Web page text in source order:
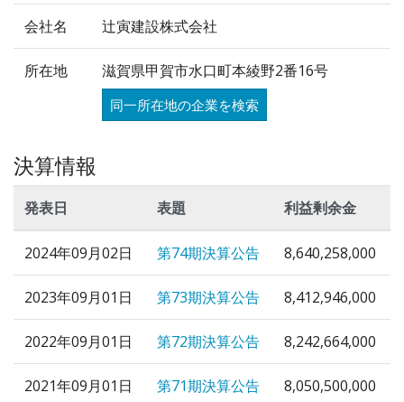
会社名 辻寅建設株式会社
所在地 滋賀県甲賀市水口町本綾野2番16号
同一所在地の企業を検索
決算情報
発表日 表題 利益剰余金
2024年09月02日 第74期決算公告 8,640,258,000
2023年09月01日 第73期決算公告 8,412,946,000
2022年09月01日 第72期決算公告 8,242,664,000
2021年09月01日 第71期決算公告 8,050,500,000